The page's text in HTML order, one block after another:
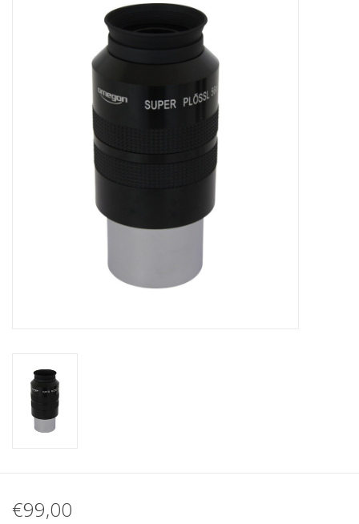
Urania / Eclipsbrillen
Globes / Gadgets
Zonnewaarneming
Cadeaubonnen
€99,00